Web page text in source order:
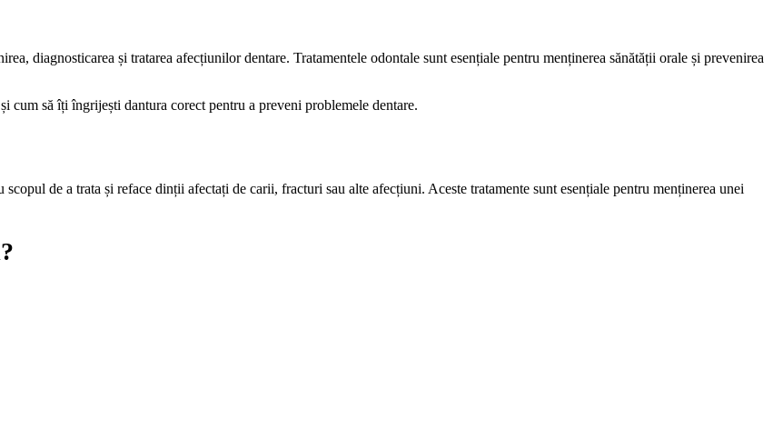
diagnosticarea și tratarea afecțiunilor dentare. Tratamentele odontale sunt esențiale pentru menținerea sănătății orale și prevenirea
cum să îți îngrijești dantura corect pentru a preveni problemele dentare.
de a trata și reface dinții afectați de carii, fracturi sau alte afecțiuni. Aceste tratamente sunt esențiale pentru menținerea unei